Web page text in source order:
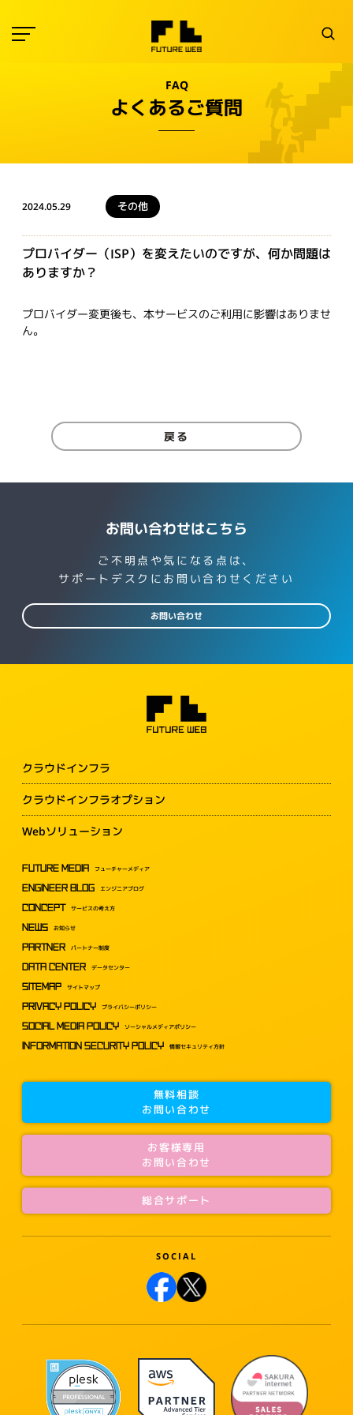
FAQ
よくあるご質問
2024.05.29 その他
プロバイダー（ISP）を変えたいのですが、何か問題は
ありますか？
プロバイダー変更後も、本サービスのご利用に影響はありませ
ん。
戻る
お問い合わせはこちら
ご不明点や気になる点は、
サポートデスクにお問い合わせください
お問い合わせ
クラウドインフラ
クラウドインフラオプション
Webソリューション
FUTURE MEDIA フューチャーメディア
ENGINEER BLOG エンジニアブログ
CONCEPT サービスの考え方
NEWS お知らせ
PARTNER パートナー制度
DATA CENTER データセンター
SITEMAP サイトマップ
PRIVACY POLICY プライバシーポリシー
SOCIAL MEDIA POLICY ソーシャルメディアポリシー
INFORMATION SECURITY POLICY 情報セキュリティ方針
無料相談
お問い合わせ
お客様専用
お問い合わせ
総合サポート